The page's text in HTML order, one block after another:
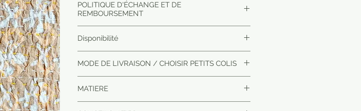
POLITIQUE D'ÉCHANGE ET DE
REMBOURSEMENT
dans le point relais le plus proche de chez vous.
Pour toute réclamation nous contacter par mail.
Disponibilité
MODE DE LIVRAISON / CHOISIR PETITS COLIS
MATIERE